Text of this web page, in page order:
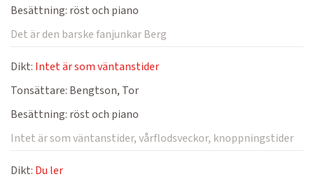
Besättning: röst och piano
Det är den barske fanjunkar Berg
Dikt: Intet är som väntanstider
Tonsättare: Bengtson, Tor
Besättning: röst och piano
Intet är som väntanstider, vårflodsveckor, knoppningstider
Dikt: Du ler